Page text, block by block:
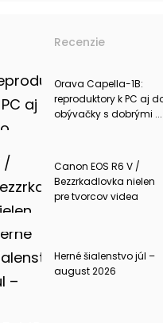
Recenzie
Orava Capella-1B:
reproduktory k PC aj
obývačky s dobrými ...
Canon EOS R6 V /
Bezzrkadlovka nielen
pre tvorcov videa
Herné šialenstvo júl –
august 2026